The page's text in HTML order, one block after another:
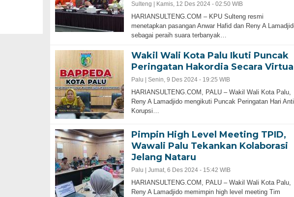
Sulteng | Kamis, 12 Des 2024 - 02:50 WIB
HARIANSULTENG.COM – KPU Sulteng resmi
menetapkan pasangan Anwar Hafid dan Reny A
sebagai peraih suara terbanyak…
Wakil Wali Kota Palu Ikuti Puncak
Peringatan Hakordia Secara
Palu | Senin, 9 Des 2024 - 19:25 WIB
HARIANSULTENG.COM, PALU – Wakil Wali Kota Palu,
Reny A Lamadjido mengikuti Puncak Peringatan Hari Anti
Korupsi…
Pimpin High Level Meeting TPID,
Wawali Palu Tekankan Kolaborasi
Jelang Nataru
Palu | Jumat, 6 Des 2024 - 15:42 WIB
HARIANSULTENG.COM, PALU – Wakil Wali Kota Palu,
Reny A Lamadjido memimpin high level meeting Tim